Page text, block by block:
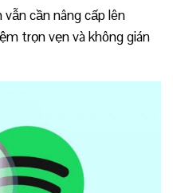
cần nâng cấp lên
trọn vẹn và không gián